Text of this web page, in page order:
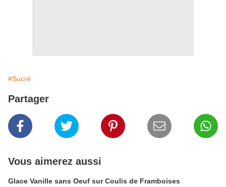
#Sucré
Partager
Vous aimerez aussi
Glace Vanille sans Oeuf sur Coulis de Framboises